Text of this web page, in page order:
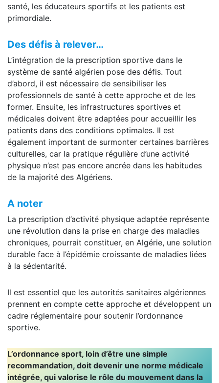
santé, les éducateurs sportifs et les patients est
primordiale.
Des défis à relever…
L’intégration de la prescription sportive dans le
système de santé algérien pose des défis. Tout
d’abord, il est nécessaire de sensibiliser les
professionnels de santé à cette approche et de les
former. Ensuite, les infrastructures sportives et
médicales doivent être adaptées pour accueillir les
patients dans des conditions optimales. Il est
également important de surmonter certaines barrières
culturelles, car la pratique régulière d’une activité
physique n’est pas encore ancrée dans les habitudes
de la majorité des Algériens.
A noter
La prescription d’activité physique adaptée représente
une révolution dans la prise en charge des maladies
chroniques, pourrait constituer, en Algérie, une solution
durable face à l’épidémie croissante de maladies liées
à la sédentarité.
Il est essentiel que les autorités sanitaires algériennes
prennent en compte cette approche et développent un
cadre réglementaire pour soutenir l’ordonnance
sportive.
L’ordonnance sport, loin d’être une simple
recommandation, doit devenir une norme médicale
intégrée, qui valorise le rôle du mouvement dans la